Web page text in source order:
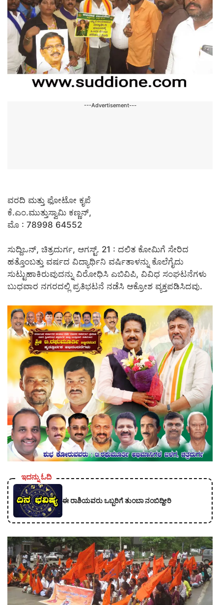
---Advertisement---
ವರದಿ ಮತ್ತು ಫೋಟೋ ಕೃಪೆ
ಕೆ.ಎಂ.ಮುತ್ತುಸ್ವಾಮಿ ಕಣ್ಣನ್,
ಮೊ : 78998 64552
ಸುದ್ದಿಒನ್, ಚಿತ್ರದುರ್ಗ, ಆಗಸ್ಟ್. 21 : ದಲಿತ ಕೋಮಿಗೆ ಸೇರಿದ
ಹತ್ತೊಂಬತ್ತು ವರ್ಷದ ವಿದ್ಯಾರ್ಥಿನಿ ವರ್ಷಿತಾಳನ್ನು ಕೊಲೆಗೈದು
ಸುಟ್ಟುಹಾಕಿರುವುದನ್ನು ವಿರೋಧಿಸಿ ಎಬಿವಿಪಿ, ವಿವಿಧ ಸಂಘಟನೆಗಳು
ಬುಧವಾರ ನಗರದಲ್ಲಿ ಪ್ರತಿಭಟನೆ ನಡೆಸಿ ಆಕ್ರೋಶ ವ್ಯಕ್ತಪಡಿಸಿದವು.
ಇದನ್ನು ಓದಿ
ಈ ರಾಶಿಯವರು ಒಬ್ಬರಿಗೆ ತುಂಬಾ ನಂಬಿದ್ದೀರಿ